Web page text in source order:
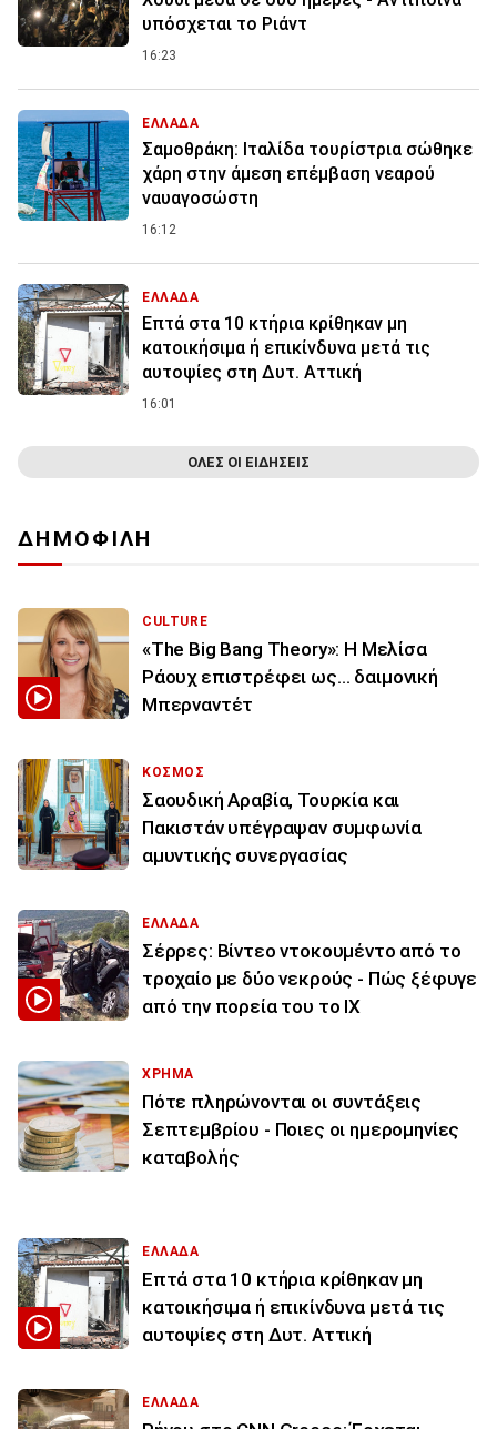
υπόσχεται το Ριάντ
16:23
ΕΛΛΑΔΑ
Σαμοθράκη: Ιταλίδα τουρίστρια σώθηκε
χάρη στην άμεση επέμβαση νεαρού
ναυαγοσώστη
16:12
ΕΛΛΑΔΑ
Επτά στα 10 κτήρια κρίθηκαν μη
κατοικήσιμα ή επικίνδυνα μετά τις
αυτοψίες στη Δυτ. Αττική
16:01
ΟΛΕΣ ΟΙ ΕΙΔΗΣΕΙΣ
ΔΗΜΟΦΙΛΗ
CULTURE
«The Big Bang Theory»: Η Μελίσα
Ράουχ επιστρέφει ως… δαιμονική
Μπερναντέτ
ΚΟΣΜΟΣ
Σαουδική Αραβία, Τουρκία και
Πακιστάν υπέγραψαν συμφωνία
αμυντικής συνεργασίας
ΕΛΛΑΔΑ
Σέρρες: Βίντεο ντοκουμέντο από το
τροχαίο με δύο νεκρούς - Πώς ξέφυγε
από την πορεία του το ΙΧ
ΧΡΗΜΑ
Πότε πληρώνονται οι συντάξεις
Σεπτεμβρίου - Ποιες οι ημερομηνίες
καταβολής
ΕΛΛΑΔΑ
Επτά στα 10 κτήρια κρίθηκαν μη
κατοικήσιμα ή επικίνδυνα μετά τις
αυτοψίες στη Δυτ. Αττική
ΕΛΛΑΔΑ